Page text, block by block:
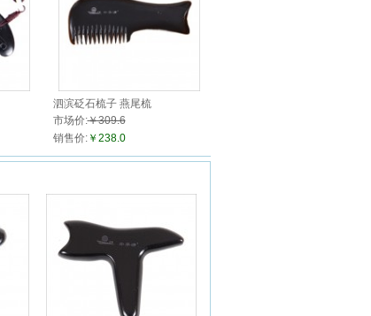
泗滨砭石梳子 燕尾梳
市场价:￥309.6
销售价:￥238.0